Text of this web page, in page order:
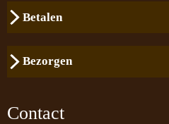
Betalen
Bezorgen
Contact